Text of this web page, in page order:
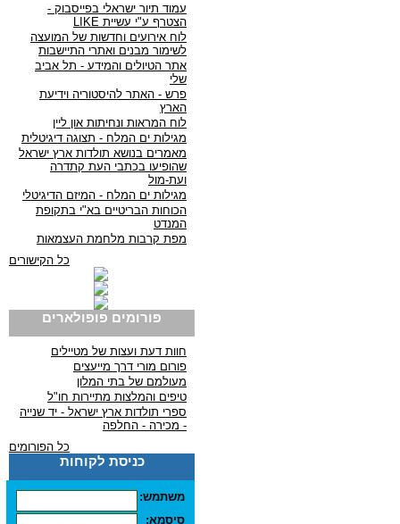
עמוד תיור ישראלי בפייסבוק -
הצטרף ע"י עשיית LIKE
לוח אירועים וחדשות של המועצה
לשימור מבנים ואתרי התיישבות
אתר הטיולים והמידע - תל אביב
שלי
פרש - האתר להיסטוריה וידיעת
הארץ
לוח המראות ונחיתות און ליין
מגילות ים המלח - תצוגה דיגיטלית
מאמרים בנושא תולדות ארץ ישראל
שהופיעו בכתבי העת קתדרה
ועת-מול
מגילות ים המלח - המיזם הדיגיטלי
הכוחות הבריטיים בא"י בתקופת
המנדט
מפת קרבות מלחמת העצמאות
כל הקישורים
פורומים פופולארים
חוות דעת ועצות של מטיילים
פורום מורי דרך מייעצים
מעולמם של בתי המלון
טיפים והמלצות מתיירות חו"ל
ספרי תולדות ארץ ישראל - יד שנייה
- מכירה - החלפה
כל הפורומים
כניסת לקוחות
משתמש:
סיסמא: